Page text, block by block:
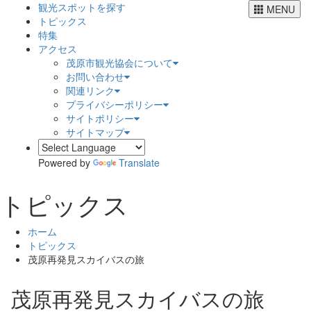
MENU
観光スポットを探す
トピックス
特集
アクセス
茂原市観光協会について
お問い合わせ
関連リンク
プライバシーポリシー
サイトポリシー
サイトマップ
Powered by Translate
トピックス
ホーム
トピックス
茂原再発見スカイバスの旅
茂原再発見スカイバスの旅